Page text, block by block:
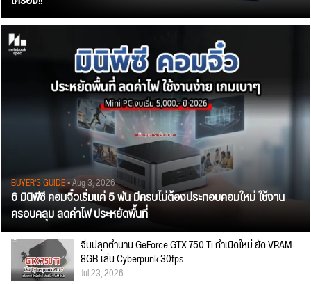
BUYER'S GUIDE• Aug 3, 2026
6 มินิพีซี คอมจิ๋วเริ่มแค่ 5 พัน มีครบไม่ต้องประกอบคอมใหม่ ใช้งาน
ครอบคลุม ลดค่าไฟ ประหยัดพื้นที่
จีนปลุกตำนาน GeForce GTX 750 Ti กำเนิดใหม่ ยัด VRAM
8GB เล่น Cyberpunk 30fps.
Jul 23, 2026